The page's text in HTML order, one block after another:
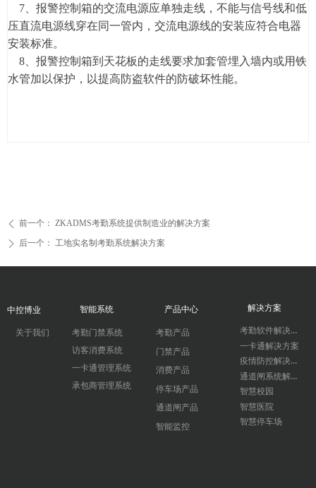
ꄴ 前一个： ZKADMS考勤系统提供制造业的解决方案
ꄲ 后一个： 工地实名制考勤系统解决方案
7、报警控制箱的交流电源应单独走线，不能与信号线和低
压直流电源线穿在同一管内，交流电源线的安装应符合电器
安装标准。
8、报警控制箱到天花板的走线要求加套管埋入墙内或用铁
水管加以保护，以提高防盗软件的防破坏性能。
中控博业
考勤门禁系统
访客消费系统
一卡通管理系统
承包商管理系统
考勤产品
门禁产品
消费产品
停车场产品
通道闸产品
智能监控
考勤软件解决方案
一卡通解决方案
疫情防控解决方案
通道闸系统解决方案
智慧校园
智慧医院
智慧停车场
关于我们
智能系统 产品中心 解决方案